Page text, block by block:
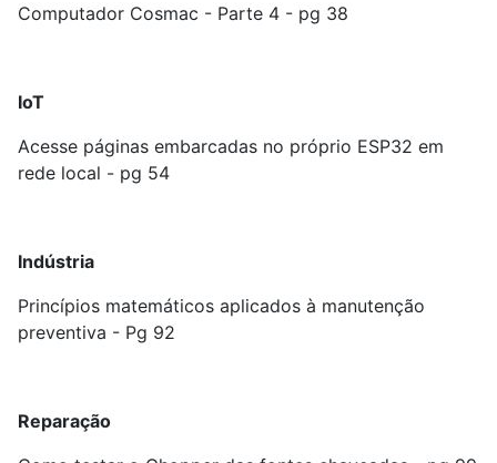
Computador Cosmac - Parte 4 - pg 38
IoT
Acesse páginas embarcadas no próprio ESP32 em
rede local - pg 54
Indústria
Princípios matemáticos aplicados à manutenção
preventiva - Pg 92
Reparação